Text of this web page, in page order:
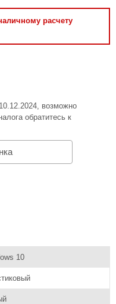
расчету
возможно
обратитесь к
10